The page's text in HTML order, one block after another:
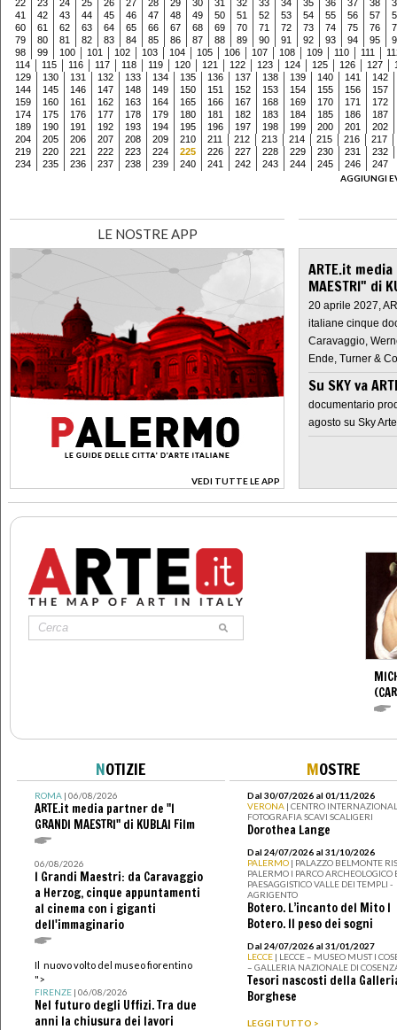
22 23 24 25 26 27 28 29 30 31 32 33 34 35 36 37 38
41
42 43 44 45 46 47 48 49 50 51 52 53 54 55 56 57
60
61 62 63 64 65 66 67 68 69 70 71 72 73 74 75 76
79
80 81 82 83 84 85 86 87 88 89 90 91 92 93 94 95
98
99 100 101 102 103 104 105 106 107 108 109 110 111
114
115 116 117 118 119 120 121 122 123 124 125 126 127
129
130 131 132 133 134 135 136 137 138 139 140 141
142
144
145 146 147 148 149 150 151 152 153 154 155 156
157
159
160 161 162 163 164 165 166 167 168 169 170 171
172
174
175 176 177 178 179 180 181 182 183 184 185 186
187
189
190 191 192 193 194 195 196 197 198 199 200 201
202
204
205 206 207 208 209 210 211 212 213 214 215 216
217
219
220 221 222 223 224 225 226 227 228 229 230 231
232
234
235 236 237 238 239 240 241 242 243 244 245 246
247
AGGIUNGI
LE NOSTRE APP
VEDI TUTTE LE APP
>
ARTE.it
MAESTRI" di
20 aprile 2027,
italiane cinque
Caravaggio,
Ende, Turner &
Su SKY va
documentario
agosto su Sky Arte
NOTIZIE
ROMA| 06/08/2026
ARTE.it media partner de "I
GRANDI MAESTRI" di KUBLAI Film
06/08/2026
I Grandi Maestri: da Caravaggio
a Herzog, cinque appuntamenti
al cinema con i giganti
dell'immaginario
Il nuovo volto del museo fiorentino
">
FIRENZE| 06/08/2026
Nel futuro degli Uffizi. Tra due
anni la chiusura dei lavori
MOSTRE
Dal 30/07/2026 al 01/11/2026
VERONA | CENTRO
FOTOGRAFIA SCAVI SCALIGERI
Dorothea Lange
Dal 24/07/2026 al 31/10/2026
PALERMO | PALAZZO BELMONTE
PALERMO I PARCO ARCHEOLOGICO
PAESAGGISTICO VALLE DEI TEMPLI -
AGRIGENTO
Botero. L’incanto del Mito I
Botero. Il peso dei sogni
Dal 24/07/2026 al 31/01/2027
LECCE | LECCE – MUSEO MUST I
– GALLERIA NAZIONALE DI
Tesori nascosti della
Borghese
LEGGI TUTTO >